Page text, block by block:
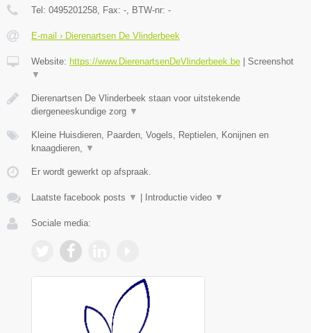
Tel: 0495201258 , Fax: - , BTW-nr: -
E-mail › Dierenartsen De Vlinderbeek
Website: https://www.DierenartsenDeVlinderbeek.be | Screenshot
▼
Dierenartsen De Vlinderbeek staan voor uitstekende
diergeneeskundige zorg ▼
Kleine Huisdieren, Paarden, Vogels, Reptielen, Konijnen en
knaagdieren,
▼
Er wordt gewerkt op afspraak.
Laatste facebook posts ▼ | Introductie video ▼
Sociale media: